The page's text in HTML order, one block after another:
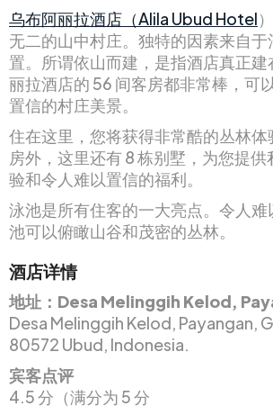
乌布阿丽拉酒店（Alila Ubud Hotel
无二的山中村庄。独特的因素来自于
置。所谓依山而建，是指酒店真正
丽拉酒店的 56 间客房都非常棒，可
置信的村庄美景。
住在这里，您将获得非常酷的丛林体
房外，这里还有 8 栋别墅，为您提
验和令人难以置信的福利。
泳池是所有住客的一大亮点。令人难
池可以俯瞰山谷和茂密的丛林。
酒店详情
地址：Desa Melinggih Kelod,
Desa Melinggih Kelod, Payangan,
80572 Ubud, Indonesia.
宾客点评
4.5 分（满分为 5 分